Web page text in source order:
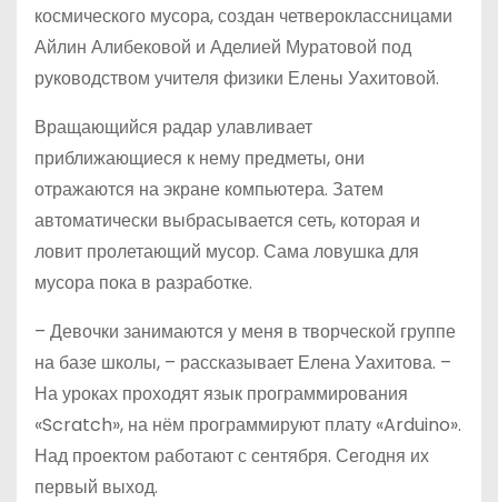
космического мусора, создан четвероклассницами
Айлин Алибековой и Аделией Муратовой под
руководством учителя физики Елены Уахитовой.
Вращающийся радар улавливает
приближающиеся к нему предметы, они
отражаются на экране компьютера. Затем
автоматически выбрасывается сеть, которая и
ловит пролетающий мусор. Сама ловушка для
мусора пока в разработке.
– Девочки занимаются у меня в творческой группе
на базе школы, – рассказывает Елена Уахитова. –
На уроках проходят язык программирования
«Scratch», на нём программируют плату «Arduino».
Над проектом работают с сентября. Сегодня их
первый выход.